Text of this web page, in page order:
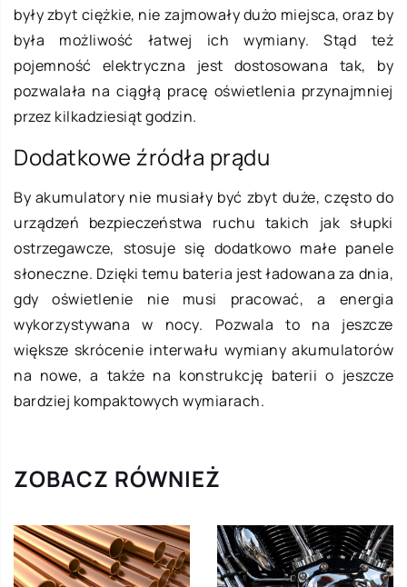
były zbyt ciężkie, nie zajmowały dużo miejsca, oraz by
była możliwość łatwej ich wymiany. Stąd też
pojemność elektryczna jest dostosowana tak, by
pozwalała na ciągłą pracę oświetlenia przynajmniej
przez kilkadziesiąt godzin.
Dodatkowe źródła prądu
By akumulatory nie musiały być zbyt duże, często do
urządzeń bezpieczeństwa ruchu takich jak słupki
ostrzegawcze, stosuje się dodatkowo małe panele
słoneczne. Dzięki temu bateria jest ładowana za dnia,
gdy oświetlenie nie musi pracować, a energia
wykorzystywana w nocy. Pozwala to na jeszcze
większe skrócenie interwału wymiany akumulatorów
na nowe, a także na konstrukcję baterii o jeszcze
bardziej kompaktowych wymiarach.
ZOBACZ RÓWNIEŻ